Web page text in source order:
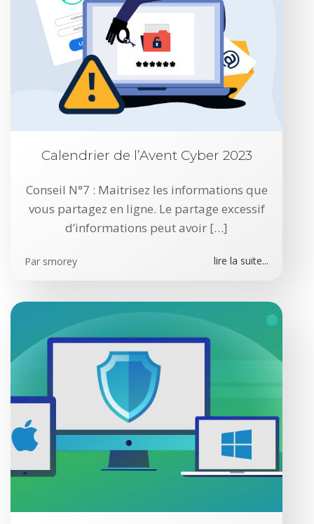
Calendrier de l’Avent Cyber 2023
Conseil N°7 : Maitrisez les informations que
vous partagez en ligne. Le partage excessif
d’informations peut avoir […]
Par smorey lire la suite...